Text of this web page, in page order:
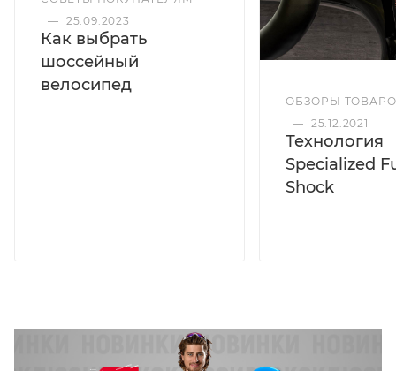
— 25.09.2023
Как выбрать
шоссейный
велосипед
ОБЗОРЫ
— 25.12.2021
Технология
Specialized
Shock